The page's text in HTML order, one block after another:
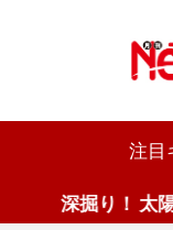
注目
太陽光発電【月